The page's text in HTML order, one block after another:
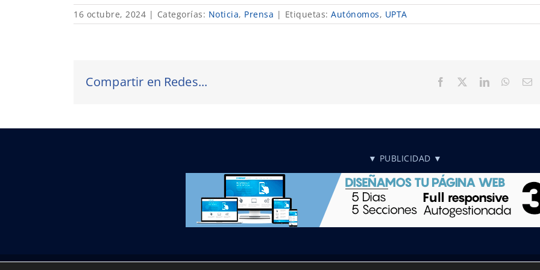
16 octubre, 2024 | Categorías: Noticia, Prensa | Etiquetas: Autónomos, UPTA
Compartir en Redes... Facebook LinkedIn
▼ PUBLICIDAD ▼